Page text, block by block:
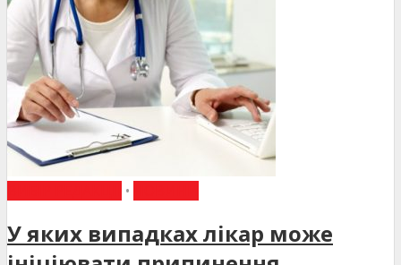
•
У яких випадках лікар може